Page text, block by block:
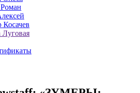
Косачев
Луговая